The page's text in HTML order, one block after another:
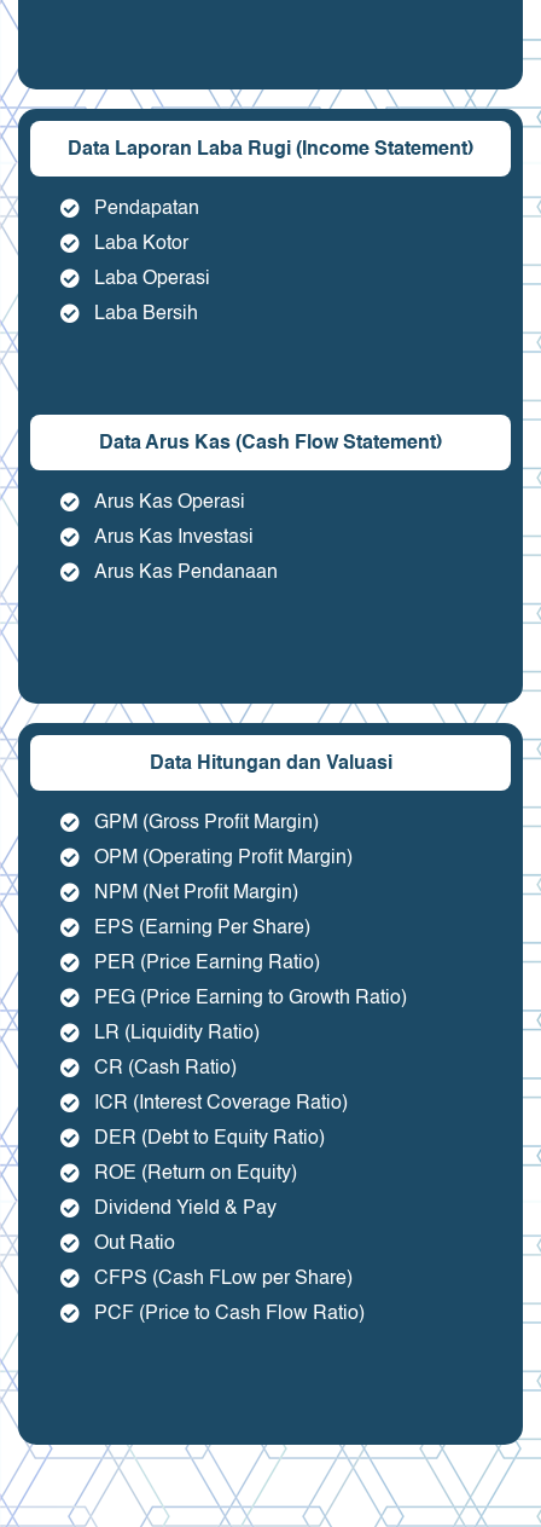
Data Laporan Laba Rugi (Income Statement)
Pendapatan
Laba Kotor
Laba Operasi
Laba Bersih
Data Arus Kas (Cash Flow Statement)
Arus Kas Operasi
Arus Kas Investasi
Arus Kas Pendanaan
Data Hitungan dan Valuasi
GPM (Gross Profit Margin)
OPM (Operating Profit Margin)
NPM (Net Profit Margin)
EPS (Earning Per Share)
PER (Price Earning Ratio)
PEG (Price Earning to Growth Ratio)
LR (Liquidity Ratio)
CR (Cash Ratio)
ICR (Interest Coverage Ratio)
DER (Debt to Equity Ratio)
ROE (Return on Equity)
Dividend Yield & Pay
Out Ratio
CFPS (Cash FLow per Share)
PCF (Price to Cash Flow Ratio)